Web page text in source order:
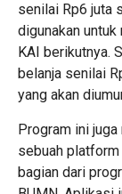
senilai Rp6 juta
digunakan
KAI berikutnya.
belanja senilai
yang akan
Program ini
sebuah
bagian dari